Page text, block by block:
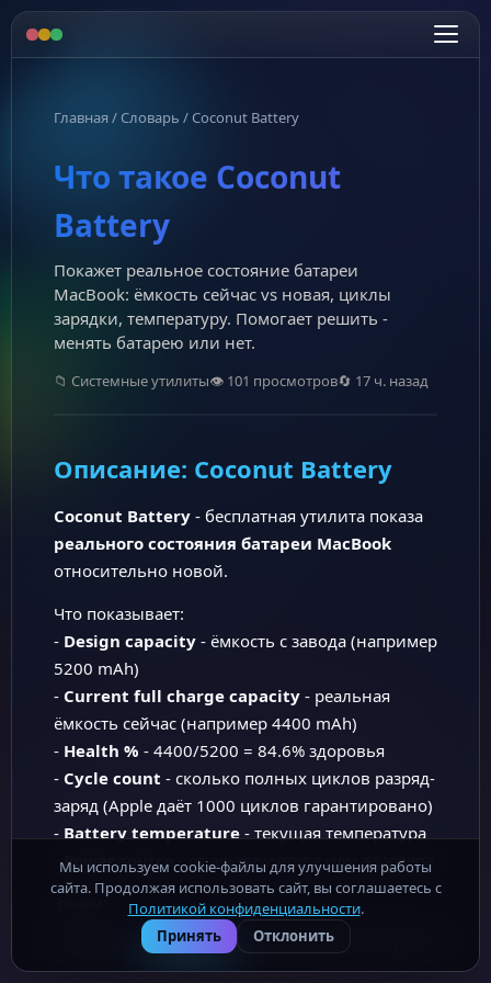
Главная / Словарь /Coconut Battery
Что такое Coconut
Battery
Покажет реальное состояние батареи
MacBook: ёмкость сейчас vs новая, циклы
зарядки, температуру. Помогает решить -
менять батарею или нет.
📁 Системные утилиты👁 101 просмотров🔄 17 ч. назад
Описание: Coconut Battery
Coconut Battery- бесплатная утилита показа
реального состояния батареи MacBook
относительно новой.
Что показывает:
- Design capacity- ёмкость с завода (например
5200 mAh)
- Current full charge capacity- реальная
ёмкость сейчас (например 4400 mAh)
- Health % - 4400/5200 = 84.6% здоровья
- Cycle count - сколько полных циклов разряд-
заряд (Apple даёт 1000 циклов гарантировано)
- Battery temperature- текущая температура
-Power source - от аккумулятора или адаптера
Зачем:
- Покупаете б/у MacBook → проверяете что не
убитая батарея
Mac-Soft.ru - бесплатные программы для macOS ·
конфиденциальности
· Роскомнадзор (ОПД): № 32-26-014202
Мы используем cookie-файлы для улучшения работы
сайта. Продолжая использовать сайт, вы соглашаетесь с
Политикой конфиденциальности.
Принять
Отклонить